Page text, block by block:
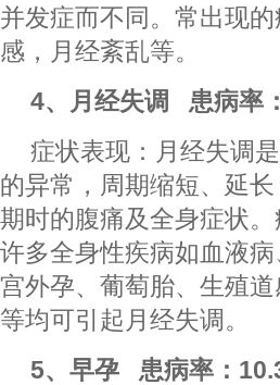
并发症而不同。常出现
感，月经紊乱等。
4、月经失调 患病率
症状表现：月经失调
的异常，周期缩短、延
期时的腹痛及全身症状
许多全身性疾病如血液
宫外孕、葡萄胎、生殖
等均可引起月经失调。
5、早孕 患病率：